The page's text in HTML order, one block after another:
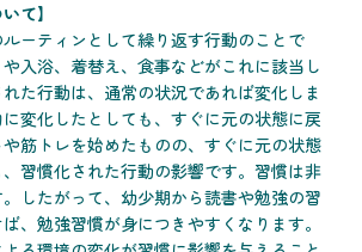
て】
ーティンとして繰り返す行動のことで
入浴、着替え、食事などがこれに該当し
た行動は、通常の状況であれば変化しま
変化したとしても、すぐに元の状態に戻
筋トレを始めたものの、すぐに元の状態
習慣化された行動の影響です。習慣は非
したがって、幼少期から読書や勉強の習
、勉強習慣が身につきやすくなります。